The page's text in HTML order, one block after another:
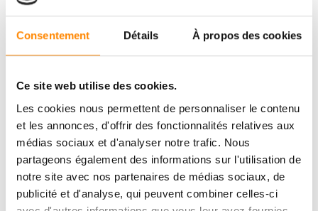
Consentement Détails À propos des cookies
Ce site web utilise des cookies.
Les cookies nous permettent de personnaliser le contenu
et les annonces, d'offrir des fonctionnalités relatives aux
médias sociaux et d'analyser notre trafic. Nous
partageons également des informations sur l'utilisation de
notre site avec nos partenaires de médias sociaux, de
publicité et d'analyse, qui peuvent combiner celles-ci
Il dettaglio in più?
Non potevamo non citare due dettagli:
molto più lentamente rispetto alle aree esposte, cosa che non ha
soddisfatto tutti i responsabili del progetto. Si è quindi deciso di